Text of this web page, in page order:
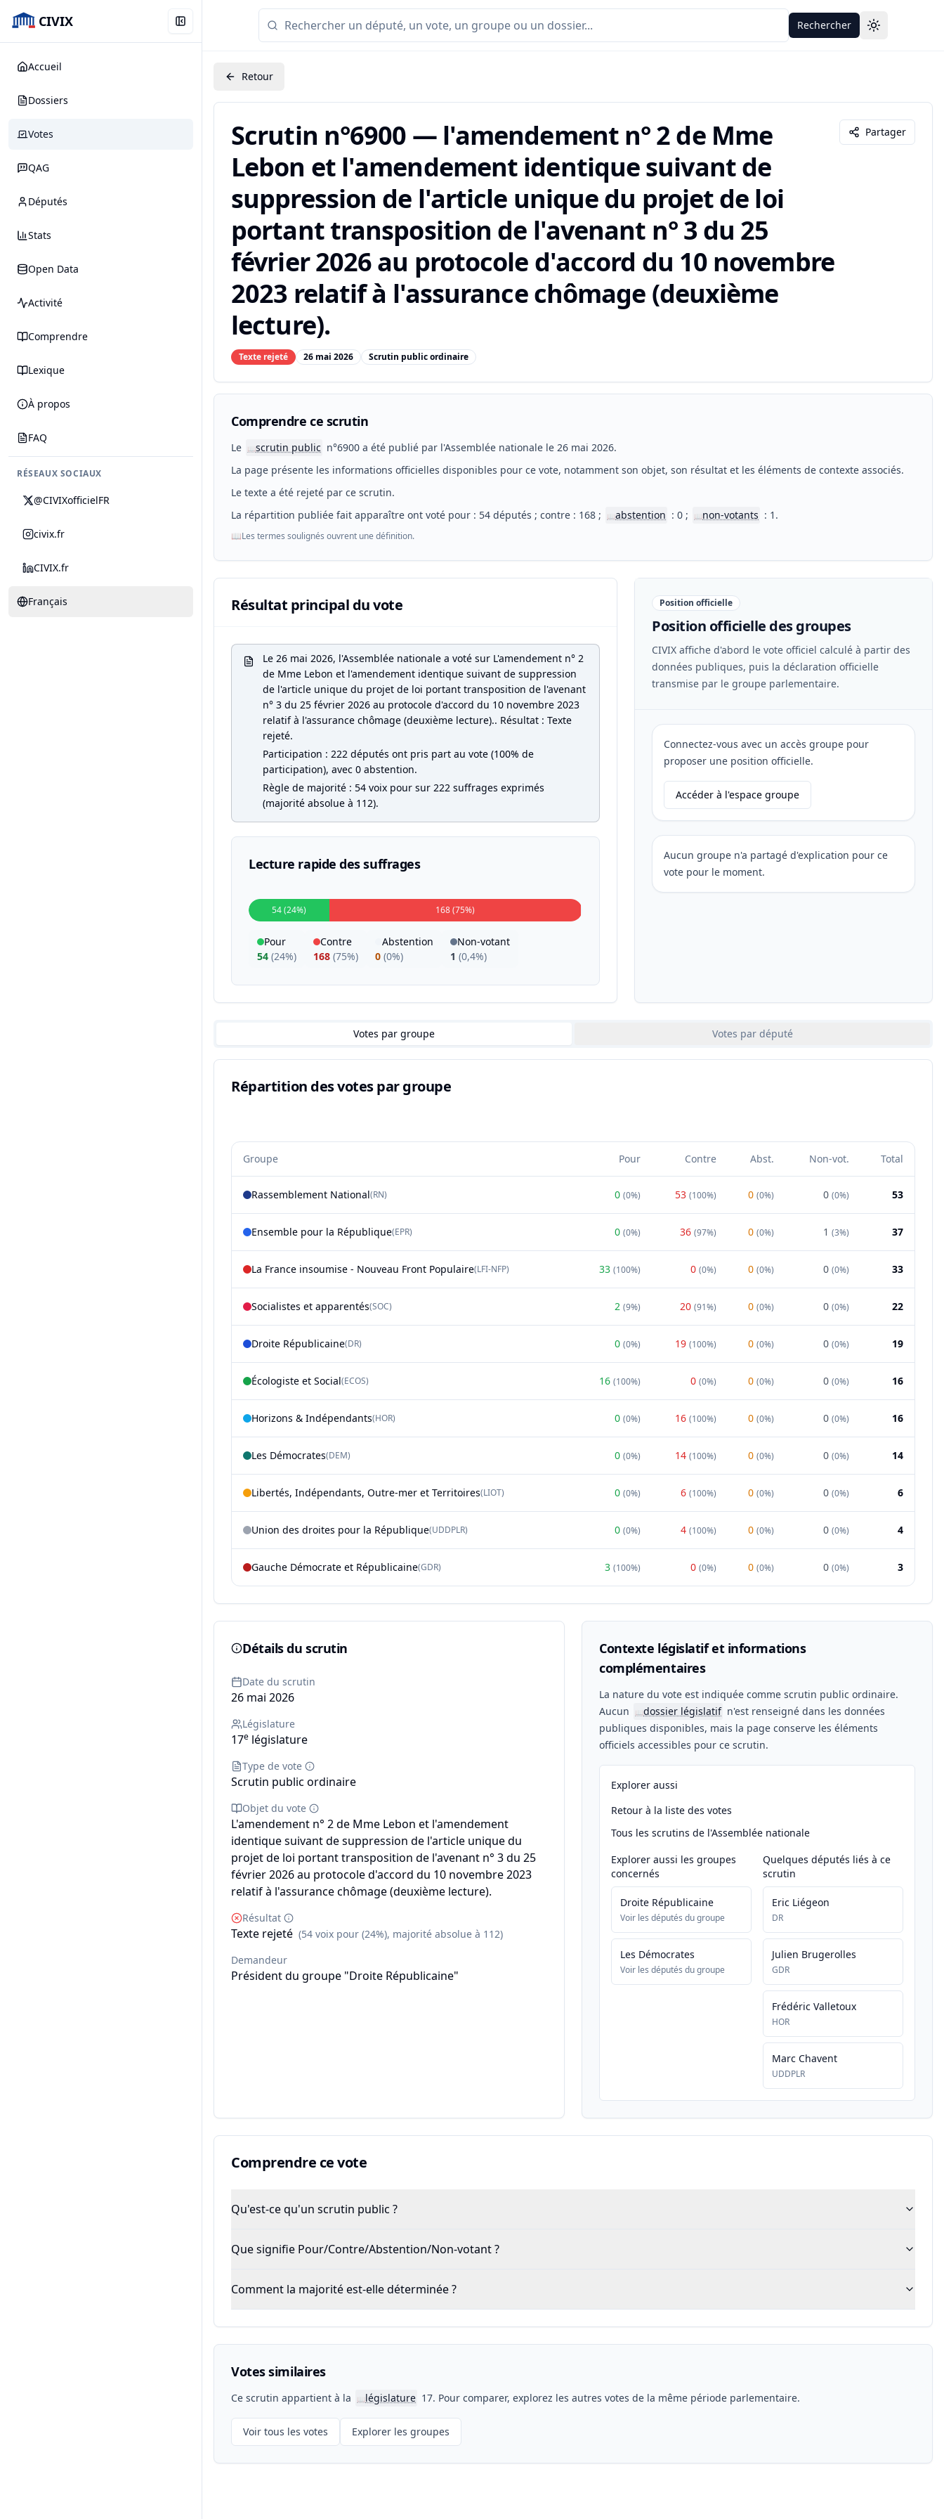
CIVIX
Accueil
Dossiers
Votes
QAG
Députés
Stats
Open Data
Activité
Comprendre
Lexique
À propos
FAQ
RÉSEAUX SOCIAUX
@CIVIXofficielFR
civix.fr
CIVIX.fr
Français
Rechercher Toggle theme
Retour
Scrutin n°6900 — l'amendement n° 2 de Mme
Lebon et l'amendement identique suivant de
suppression de l'article unique du projet de loi
portant transposition de l'avenant n° 3 du 25
février 2026 au protocole d'accord du 10 novembre
2023 relatif à l'assurance chômage (deuxième
lecture).
Texte rejeté 26 mai 2026 Scrutin public ordinaire
Partager
Comprendre ce scrutin
Le 📖scrutin public n°6900 a été publié par l'Assemblée nationale le 26 mai 2026.
La page présente les informations officielles disponibles pour ce vote, notamment son objet, son résultat et les éléments de contexte associés.
Le texte a été rejeté par ce scrutin.
La répartition publiée fait apparaître ont voté pour : 54 députés ; contre : 168 ;
📖abstention : 0 ; 📖non-votants : 1.
📖Les termes soulignés ouvrent une définition.
Résultat principal du vote
Le 26 mai 2026, l'Assemblée nationale a voté sur L'amendement n° 2
de Mme Lebon et l'amendement identique suivant de suppression
de l'article unique du projet de loi portant transposition de l'avenant
n° 3 du 25 février 2026 au protocole d'accord du 10 novembre 2023
relatif à l'assurance chômage (deuxième lecture).. Résultat : Texte
rejeté.
Participation : 222 députés ont pris part au vote (100% de
participation), avec 0 abstention.
Règle de majorité : 54 voix pour sur 222 suffrages exprimés
(majorité absolue à 112).
Lecture rapide des suffrages
54 (24%) 168 (75%)
Pour
54 (24%)
Contre
168 (75%)
Abstention
0 (0%)
Non-votant
1 (0,4%)
Position officielle
Position officielle des groupes
CIVIX affiche d'abord le vote officiel calculé à partir des
données publiques, puis la déclaration officielle
transmise par le groupe parlementaire.
Connectez-vous avec un accès groupe pour
proposer une position officielle.
Accéder à l'espace groupe
Aucun groupe n'a partagé d'explication pour ce
vote pour le moment.
Votes par groupe Votes par député
Répartition des votes par groupe
Groupe Pour Contre Abst. Non-vot. Total
Rassemblement National(RN) 0 (0%) 53 (100%) 0 (0%) 0 (0%) 53
Ensemble pour la République(EPR) 0 (0%) 36 (97%) 0 (0%) 1 (3%) 37
La France insoumise - Nouveau Front Populaire(LFI-NFP) 33 (100%) 0 (0%) 0 (0%) 0 (0%) 33
Socialistes et apparentés(SOC) 2 (9%) 20 (91%) 0 (0%) 0 (0%) 22
Droite Républicaine(DR) 0 (0%) 19 (100%) 0 (0%) 0 (0%) 19
Écologiste et Social(ECOS) 16 (100%) 0 (0%) 0 (0%) 0 (0%) 16
Horizons & Indépendants(HOR) 0 (0%) 16 (100%) 0 (0%) 0 (0%) 16
Les Démocrates(DEM) 0 (0%) 14 (100%) 0 (0%) 0 (0%) 14
Libertés, Indépendants, Outre-mer et Territoires(LIOT) 0 (0%) 6 (100%) 0 (0%) 0 (0%) 6
Union des droites pour la République(UDDPLR) 0 (0%) 4 (100%) 0 (0%) 0 (0%) 4
Gauche Démocrate et Républicaine(GDR) 3 (100%) 0 (0%) 0 (0%) 0 (0%) 3
Détails du scrutin
Date du scrutin
26 mai 2026
Législature
17e législature
Type de vote
Scrutin public ordinaire
Objet du vote
L'amendement n° 2 de Mme Lebon et l'amendement
identique suivant de suppression de l'article unique du
projet de loi portant transposition de l'avenant n° 3 du 25
février 2026 au protocole d'accord du 10 novembre 2023
relatif à l'assurance chômage (deuxième lecture).
Résultat
Texte rejeté (54 voix pour (24%), majorité absolue à 112)
Demandeur
Président du groupe "Droite Républicaine"
Contexte législatif et informations
complémentaires
La nature du vote est indiquée comme scrutin public ordinaire.
Aucun
📖dossier législatif n'est renseigné dans les données
publiques disponibles, mais la page conserve les éléments
officiels accessibles pour ce scrutin.
Explorer aussi
Retour à la liste des votes
Tous les scrutins de l'Assemblée nationale
Explorer aussi les groupes
concernés
Droite Républicaine
Voir les députés du groupe
Les Démocrates
Voir les députés du groupe
Quelques députés liés à ce
scrutin
Eric Liégeon
DR
Julien Brugerolles
GDR
Frédéric Valletoux
HOR
Marc Chavent
UDDPLR
Comprendre ce vote
Qu'est-ce qu'un scrutin public ?
Que signifie Pour/Contre/Abstention/Non-votant ?
Comment la majorité est-elle déterminée ?
Votes similaires
Ce scrutin appartient à la 📖législature 17. Pour comparer, explorez les autres votes de la même période parlementaire.
Voir tous les votes Explorer les groupes